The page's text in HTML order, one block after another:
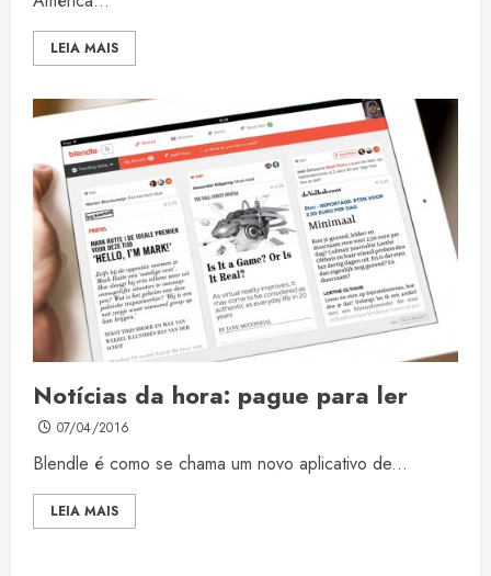
LEIA MAIS
Notícias da hora: pague para ler
07/04/2016
Blendle é como se chama um novo aplicativo de...
LEIA MAIS